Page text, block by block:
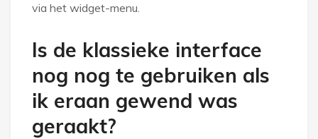
via het widget-menu.
Is de klassieke interface
nog nog te gebruiken als
ik eraan gewend was
geraakt?